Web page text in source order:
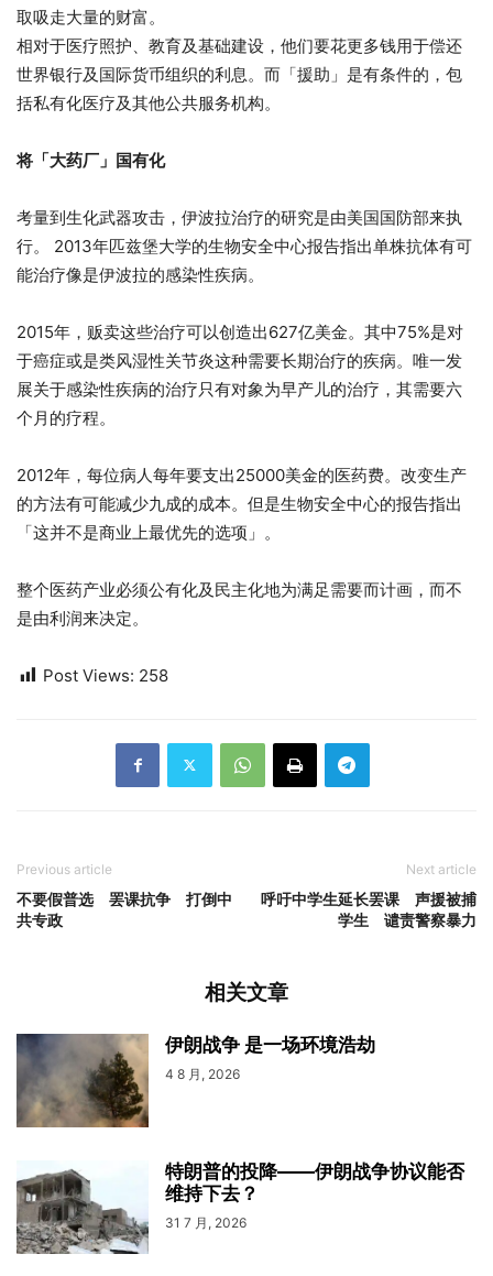
取吸走大量的财富。
相对于医疗照护、教育及基础建设，他们要花更多钱用于偿还
世界银行及国际货币组织的利息。而「援助」是有条件的，包
括私有化医疗及其他公共服务机构。
将「大药厂」国有化
考量到生化武器攻击，伊波拉治疗的研究是由美国国防部来执
行。 2013年匹兹堡大学的生物安全中心报告指出单株抗体有可
能治疗像是伊波拉的感染性疾病。
2015年，贩卖这些治疗可以创造出627亿美金。其中75%是对
于癌症或是类风湿性关节炎这种需要长期治疗的疾病。唯一发
展关于感染性疾病的治疗只有对象为早产儿的治疗，其需要六
个月的疗程。
2012年，每位病人每年要支出25000美金的医药费。改变生产
的方法有可能减少九成的成本。但是生物安全中心的报告指出
「这并不是商业上最优先的选项」。
整个医药产业必须公有化及民主化地为满足需要而计画，而不
是由利润来决定。
Post Views: 258
Previous article
不要假普选 罢课抗争 打倒中
共专政
Next article
呼吁中学生延长罢课 声援被捕
学生 谴责警察暴力
相关文章
伊朗战争 是一场环境浩劫
4 8 月, 2026
特朗普的投降——伊朗战争协议能否
维持下去？
31 7 月, 2026